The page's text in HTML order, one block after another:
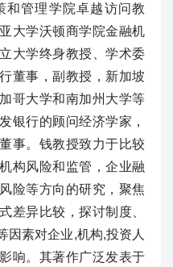
和管理学院卓越访问教
大学沃顿商学院金融机
大学终身教授、学术委
董事，副教授，新加坡
哥大学和南加州大学等
银行的顾问经济学家，
事。钱教授致力于比较
构风险和监管，企业融
险等方向的研究，聚焦
差异比较，探讨制度、
因素对企业,机构,投资人
响。其著作广泛发表于